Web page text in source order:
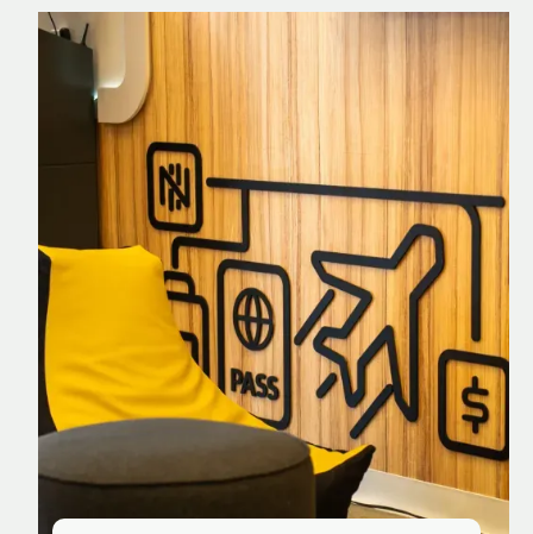
Nomad Explorer
Cartão de crédito brasileiro com cashback
em dólar